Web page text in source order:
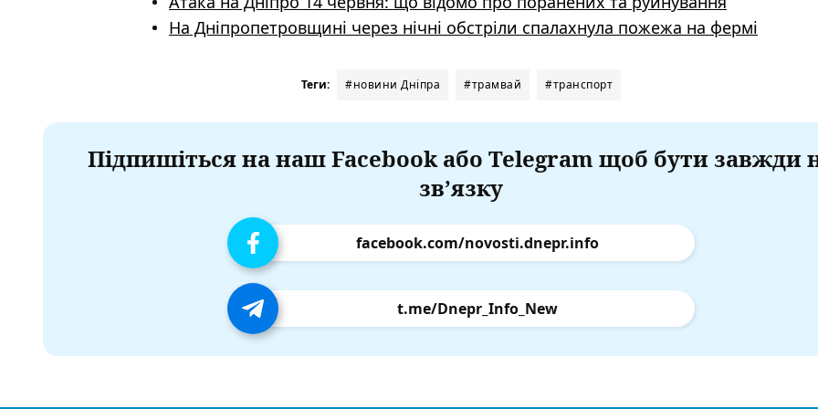
На Дніпропетровщині через нічні обстріли спалахнула пожежа на фермі
Теги: #новини Дніпра #трамвай #транспорт
Підпишіться на наш Facebook або Telegram щоб бути завжди
зв’язку
facebook.com/novosti.dnepr.info
t.me/Dnepr_Info_New